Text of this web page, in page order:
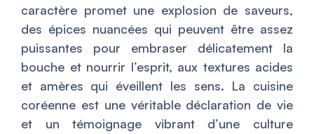
caractère promet une explosion de saveurs,
des épices nuancées qui peuvent être assez
puissantes pour embraser délicatement la
bouche et nourrir l’esprit, aux textures acides
et amères qui éveillent les sens. La cuisine
coréenne est une véritable déclaration de vie
et un témoignage vibrant d’une culture